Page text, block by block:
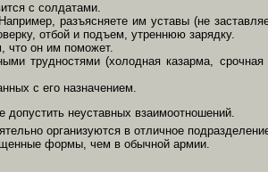
с солдатами.
разъясняете им уставы (не
отбой и подъем, утреннюю зарядку.
что он им поможет.
трудностями (холодная казарма,
с его назначением.
неуставных взаимоотношений.
организуются в отличное
формы, чем в обычной армии.